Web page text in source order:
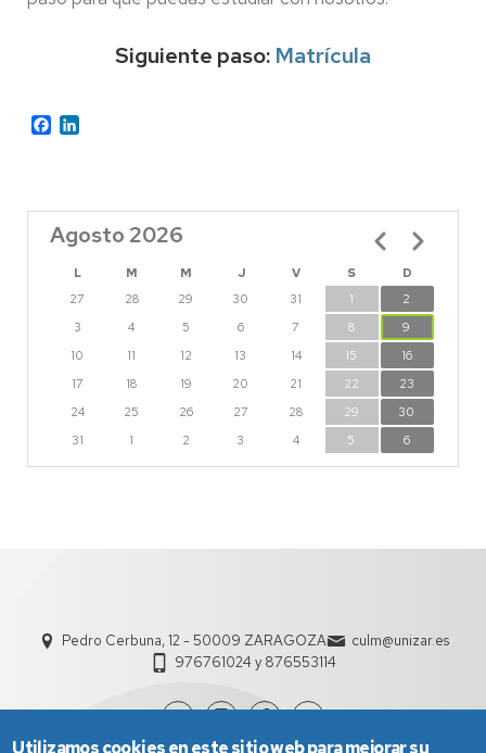
Siguiente paso: Matrícula
Facebook
Agosto 2026
L M M J V S
D
27
28 29 30 31 1
2
3
4 5 6 7 8
9
10
11 12 13 14 15
16
17
18 19 20 21 22
23
24
25 26 27 28 29
30
31
1 2 3 4 5 6
Paginación
Pedro Cerbuna, 12 - 50009 ZARAGOZA
culm@unizar.es
976761024 y 876553114
Utilizamos cookies en este sitio web para mejorar su